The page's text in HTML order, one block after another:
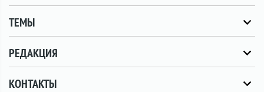
ТЕМЫ
РЕДАКЦИЯ
КОНТАКТЫ